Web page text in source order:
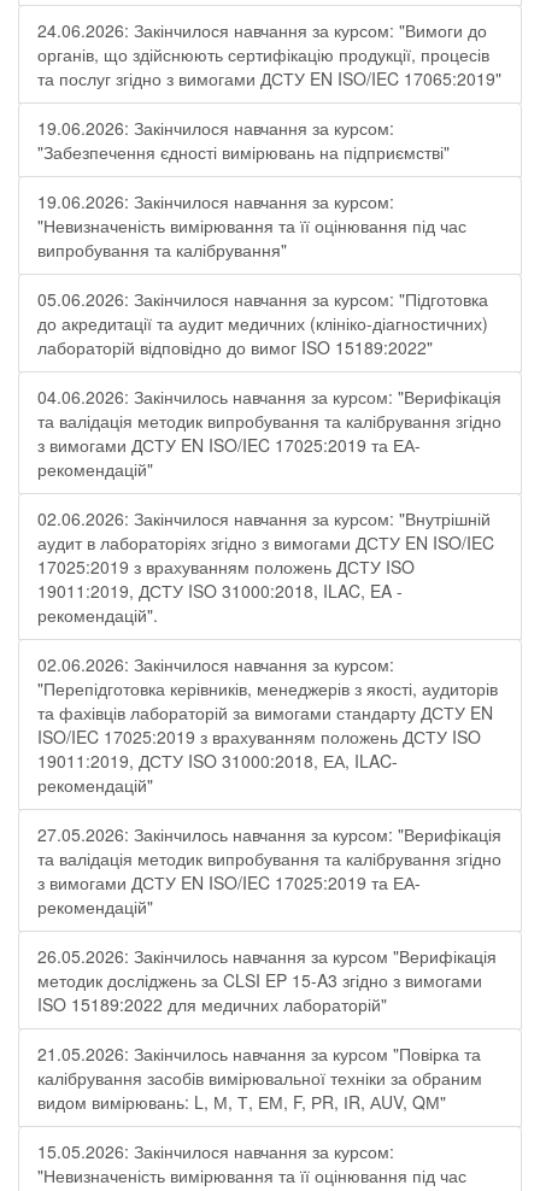
24.06.2026: Закінчилося навчання за курсом: "Вимоги до
органів, що здійснюють сертифікацію продукції, процесів
та послуг згідно з вимогами ДСТУ EN ISO/IEC 17065:2019"
19.06.2026: Закінчилося навчання за курсом:
"Забезпечення єдності вимірювань на підприємстві"
19.06.2026: Закінчилося навчання за курсом:
"Невизначеність вимірювання та її оцінювання під час
випробування та калібрування"
05.06.2026: Закінчилося навчання за курсом: "Підготовка
до акредитації та аудит медичних (клініко-діагностичних)
лабораторій відповідно до вимог ISO 15189:2022"
04.06.2026: Закінчилось навчання за курсом: "Верифікація
та валідація методик випробування та калібрування згідно
з вимогами ДСТУ EN ISO/IEC 17025:2019 та ЕА-
рекомендацій"
02.06.2026: Закінчилося навчання за курсом: "Внутрішній
аудит в лабораторіях згідно з вимогами ДСТУ EN ISO/IEC
17025:2019 з врахуванням положень ДСТУ ISO
19011:2019, ДСТУ ISO 31000:2018, ILAC, EA -
рекомендацій".
02.06.2026: Закінчилося навчання за курсом:
"Перепідготовка керівників, менеджерів з якості, аудиторів
та фахівців лабораторій за вимогами стандарту ДСТУ EN
ISO/IEC 17025:2019 з врахуванням положень ДСТУ ISO
19011:2019, ДСТУ ISO 31000:2018, ЕА, ILAC-
рекомендацій"
27.05.2026: Закінчилось навчання за курсом: "Верифікація
та валідація методик випробування та калібрування згідно
з вимогами ДСТУ EN ISO/IEC 17025:2019 та ЕА-
рекомендацій"
26.05.2026: Закінчилось навчання за курсом "Верифікація
методик досліджень за CLSI EP 15-A3 згідно з вимогами
ISO 15189:2022 для медичних лабораторій"
21.05.2026: Закінчилось навчання за курсом "Повірка та
калібрування засобів вимірювальної техніки за обраним
видом вимірювань: L, М, Т, ЕМ, F, РR, ІR, АUV, QМ"
15.05.2026: Закінчилося навчання за курсом:
"Невизначеність вимірювання та її оцінювання під час